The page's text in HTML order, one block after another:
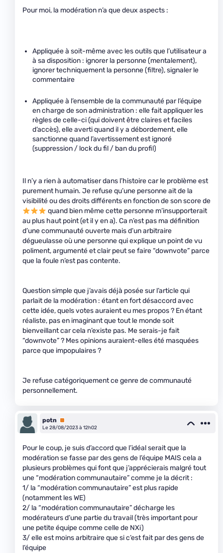
Pour moi, la modération n’a que deux aspects :
Appliquée à soit-même avec les outils que l’utilisateur a
à sa disposition : ignorer la personne (mentalement),
ignorer techniquement la personne (filtre), signaler le
commentaire
Appliquée à l’ensemble de la communauté par l’équipe
en charge de son administration : elle fait appliquer les
règles de celle-ci (qui doivent être claires et faciles
d’accès), elle averti quand il y a débordement, elle
sanctionne quand l’avertissement est ignoré
(suppression / lock du fil / ban du profil)
Il n’y a rien à automatiser dans l’histoire car le problème est
purement humain. Je refuse qu’une personne ait de la
visibilité ou des droits différents en fonction de son score de
quand bien même cette personne m’insupporterait
au plus haut point (et il y en a). Ca n’est pas ma définition
d’une communauté ouverte mais d’un arbitraire
dégueulasse où une personne qui explique un point de vu
poliment, argumenté et clair peut se faire “downvote” parce
que la foule n’est pas contente.
Question simple que j’avais déjà posée sur l’article qui
parlait de la modération : étant en fort désaccord avec
cette idée, quels votes auraient eu mes propos ? En étant
réaliste, pas en imaginant que tout le monde soit
bienveillant car cela n’existe pas. Me serais-je fait
“downvote” ? Mes opinions auraient-elles été masquées
parce que impopulaires ?
Je refuse catégoriquement ce genre de communauté
personnellement.
potn
Premium
Le 28/08/2023 à 12h02
Pour le coup, je suis d’accord que l’idéal serait que la
modération se fasse par des gens de l’équipe MAIS cela a
plusieurs problèmes qui font que j’apprécierais malgré tout
une “modération communautaire” comme je la décrit :
1/ la “modération communautaire” est plus rapide
(notamment les WE)
2/ la “modération communautaire” décharge les
modérateurs d’une partie du travail (très important pour
une petite équipe comme celle de NXi)
3/ elle est moins arbitraire que si c’est fait par des gens de
l’équipe